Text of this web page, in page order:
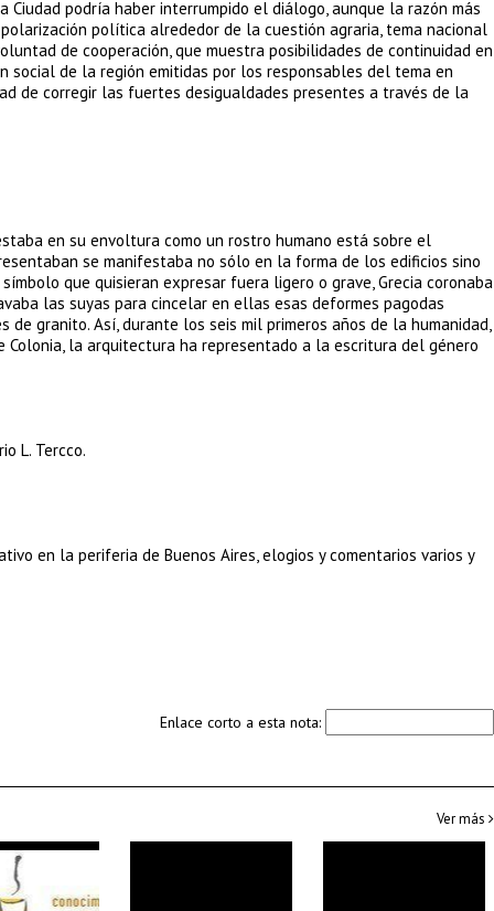
podría haber interrumpido el diálogo, aunque la razón más
política alrededor de la cuestión agraria, tema nacional
de cooperación, que muestra posibilidades de continuidad en
de la región emitidas por los responsables del tema en
de corregir las fuertes desigualdades presentes a través de la
en su envoltura como un rostro humano está sobre el
se manifestaba no sólo en la forma de los edificios sino
que quisieran expresar fuera ligero o grave, Grecia coronaba
las suyas para cincelar en ellas esas deformes pagodas
granito. Así, durante los seis mil primeros años de la humanidad,
la arquitectura ha representado a la escritura del género
L. Tercco.
en la periferia de Buenos Aires, elogios y comentarios varios y
Enlace corto a esta nota:
Ver más